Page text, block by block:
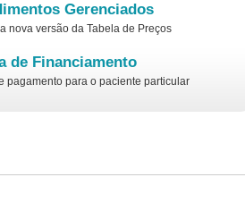
Gerenciados
nova versão da Tabela de Preços
de Financiamento
pagamento para o paciente particular